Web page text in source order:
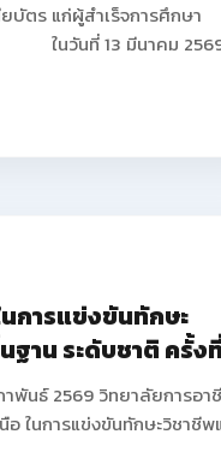
บัตร แก่ผู้สำเร็จการศึกษา
การศึกษา ประจำปีการศึกษา
เข้าร่วมกิจกรรมในครั้งนี้
มีนายปัญญา ช่างงาน ผู้อำน
กภาพกับนักเรียน นักศึกษา
drive/folders/
การแข่งขันทักษะ
ฐาน ระดับชาติ ครั้ง
า 2568
าพันธ์ 2569 วิทยาลัยการอา
ในการแข่งขันทักษะวิชาชีพ